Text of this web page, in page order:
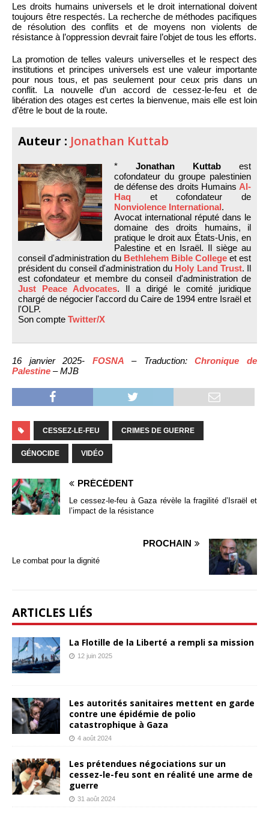
Les droits humains universels et le droit international doivent
toujours être respectés. La recherche de méthodes pacifiques
de résolution des conflits et de moyens non violents de
résistance à l’oppression devrait faire l’objet de tous les efforts.
La promotion de telles valeurs universelles et le respect des
institutions et principes universels est une valeur importante
pour nous tous, et pas seulement pour ceux pris dans un
conflit. La nouvelle d’un accord de cessez-le-feu et de
libération des otages est certes la bienvenue, mais elle est loin
d’être le bout de la route.
Auteur : Jonathan Kuttab
* Jonathan Kuttab est
cofondateur du groupe palestinien
de défense des droits Humains Al-
Haq et cofondateur de
Nonviolence International.
Avocat international réputé dans le
domaine des droits humains, il
pratique le droit aux États-Unis, en
Palestine et en Israël. Il siège au
conseil d'administration du Bethlehem Bible College et est
président du conseil d'administration du Holy Land Trust. Il
est cofondateur et membre du conseil d'administration de
Just Peace Advocates. Il a dirigé le comité juridique
chargé de négocier l'accord du Caire de 1994 entre Israël et
l'OLP.
Son compte Twitter/X
16 janvier 2025- FOSNA – Traduction:Chronique de
Palestine – MJB
CESSEZ-LE-FEU CRIMES DE GUERRE
GÉNOCIDE VIDÉO
PRÉCÉDENT
Le cessez-le-feu à Gaza révèle la fragilité d’Israël et
l’impact de la résistance
PROCHAIN
Le combat pour la dignité
ARTICLES LIÉS
La Flotille de la Liberté a rempli sa mission
12 juin 2025
Les autorités sanitaires mettent en garde
contre une épidémie de polio
catastrophique à Gaza
4 août 2024
Les prétendues négociations sur un
cessez-le-feu sont en réalité une arme de
guerre
31 août 2024